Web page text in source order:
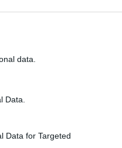
data.
Data.
Data for Targeted